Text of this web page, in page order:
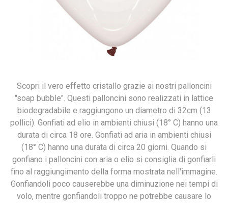
Scopri il vero effetto cristallo grazie ai nostri palloncini
"soap bubble". Questi palloncini sono realizzati in lattice
biodegradabile e raggiungono un diametro di 32cm (13
pollici). Gonfiati ad elio in ambienti chiusi (18° C) hanno una
durata di circa 18 ore. Gonfiati ad aria in ambienti chiusi
(18° C) hanno una durata di circa 20 giorni. Quando si
gonfiano i palloncini con aria o elio si consiglia di gonfiarli
fino al raggiungimento della forma mostrata nell'immagine.
Gonfiandoli poco causerebbe una diminuzione nei tempi di
volo, mentre gonfiandoli troppo ne potrebbe causare lo